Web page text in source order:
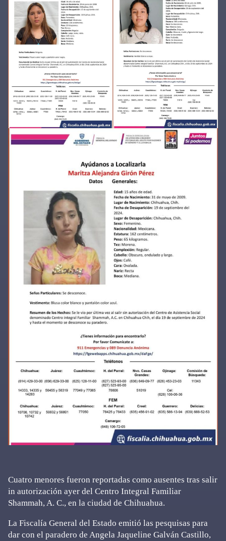
Cuatro menores fueron reportadas como ausentes tras salir
in autorización ayer del Centro Integral Familiar
Shammah, A. C., en la ciudad de Chihuahua.
La Fiscalía General del Estado emitió las pesquisas para
dar con el paradero de Angela Jaqueline Galván Castillo,